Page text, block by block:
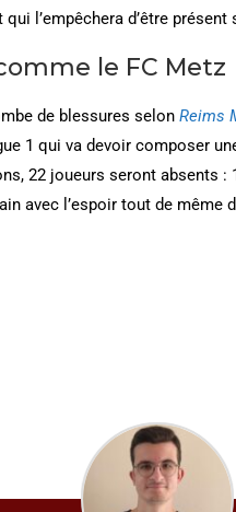
l’empêchera d’être
le FC Metz
de blessures selon Reims
1 qui va devoir composer
22 joueurs seront absents
avec l’espoir tout de